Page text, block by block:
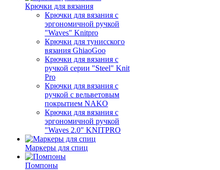
Крючки для вязания
Крючки для вязания с
эргономичной ручкой
"Waves" Knitpro
Крючки для тунисского
вязания GhiaoGoo
Крючки для вязания с
ручкой серии "Steel" Knit
Pro
Крючки для вязания с
ручкой с вельветовым
покрытием NAKO
Крючки для вязания с
эргономичной ручкой
"Waves 2.0" KNITPRO
Маркеры для спиц
Помпоны